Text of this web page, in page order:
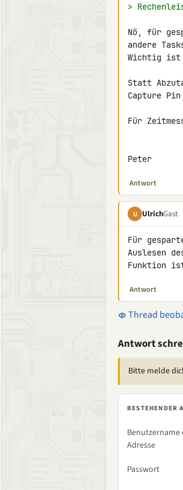
>
Nö, für
andere
Wichtig ist
Statt
Capture
Für
Peter
Antwort
U UlrichGast
Für
Auslesen
Funktion
Antwort
Thread
Antwort
Bitte melde
BESTEHENDER
Benutzername
Adresse
Passwort